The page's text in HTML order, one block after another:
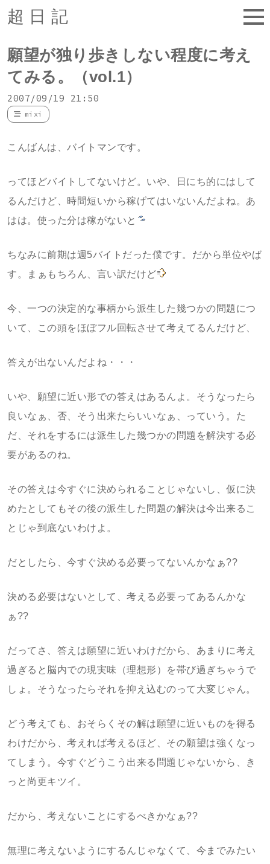
超日記
願望が独り歩きしない程度に考え
てみる。（vol.1）
2007/09/19 21:50
mixi
こんばんは、バイトマンです。
ってほどバイトしてないけど。いや、日にち的にはして
るんだけど、時間短いから稼げてはいないんだよね。あ
はは。使った分は稼がないと
ちなみに前期は週5バイトだった僕です。だから単位やば
す。まぁもちろん、言い訳だけど
今、一つの決定的な事柄から派生した幾つかの問題につ
いて、この頭をほぼフル回転させて考えてるんだけど、
答えが出ないんだよね・・・
いや、願望に近い形での答えはあるんよ。そうなったら
良いなぁ、否、そう出来たらいいなぁ、っていう。た
だ、それをするには派生した幾つかの問題を解決する必
要があるのね。
その答えは今すぐに決められることじゃないし、仮に決
めたとしてもその後の派生した問題の解決は今出来るこ
とじゃ到底ないわけよ。
だとしたら、今すぐ決める必要ってないんかなぁ??
決める必要はないとして、考える必要ってあるんかな
ぁ??
だってさ、答えは願望に近いわけだから、あまりに考え
過ぎると脳内での現実味（理想形）を帯び過ぎちゃうで
しょ。そうなったらそれを抑え込むのって大変じゃん。
どう考えても、おそらくその解は願望に近いものを得る
わけだから、考えれば考えるほど、その願望は強くなっ
てしまう。今すぐどうこう出来る問題じゃないから、き
っと尚更キツイ。
だから、考えないことにするべきかなぁ??
無理に考えないようにするんじゃなくて、今までみたい